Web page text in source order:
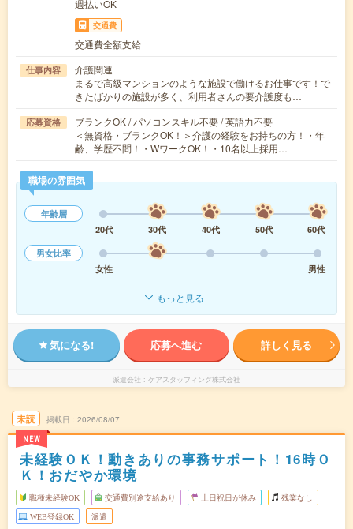
週払いOK
交通費
交通費全額支給
仕事内容
介護関連
まるで高級マンションのような施設で働けるお仕事です！で
きたばかりの施設が多く、利用者さんの要介護度も…
応募資格
ブランクOK / パソコンスキル不要 / 英語力不要
＜無資格・ブランクOK！＞介護の経験をお持ちの方！・年
齢、学歴不問！・WワークOK！・10名以上採用…
職場の雰囲気
年齢層
20代
30代 40代 50代
60代
男女比率
女性
男性
もっと見る
気になる! 応募へ進む 詳しく見る
派遣会社 ケアスタッフィング株式会社
未読
NEW
掲載日 2026/08/07
未経験ＯＫ！動きありの事務サポート！16時Ｏ
Ｋ！おだやか環境
職種未経験OK 交通費別途支給あり 土日祝日が休み 残業なし
WEB登録OK 派遣